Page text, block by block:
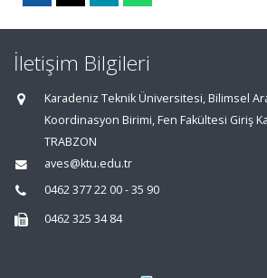
İletişim Bilgileri
Karadeniz Teknik Üniversitesi, Bilimsel
Koordinasyon Birimi, Fen Fakültesi Giriş
TRABZON
aves@ktu.edu.tr
0462 377 22 00 - 35 90
0462 325 34 84